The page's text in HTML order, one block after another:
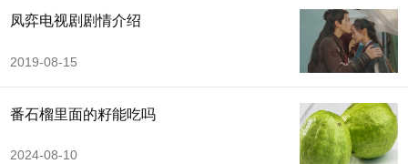
凤弈电视剧剧情介绍
2019-08-15
番石榴里面的籽能吃吗
2024-08-10